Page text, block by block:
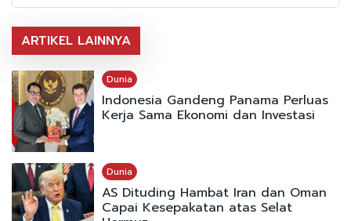
ARTIKEL LAINNYA
Dunia
Indonesia Gandeng Panama Perluas
Kerja Sama Ekonomi dan Investasi
Dunia
AS Dituding Hambat Iran dan Oman
Capai Kesepakatan atas Selat